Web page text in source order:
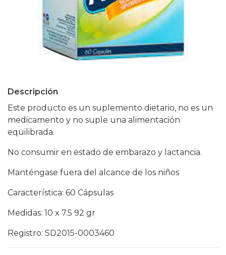
Descripción
Este producto es un suplemento dietario, no es un
medicamento y no suple una alimentación
equilibrada.
No consumir en estado de embarazo y lactancia.
Manténgase fuera del alcance de los niños
Característica: 60 Cápsulas
Medidas: 10 x 7.5 92 gr
Registro: SD2015-0003460